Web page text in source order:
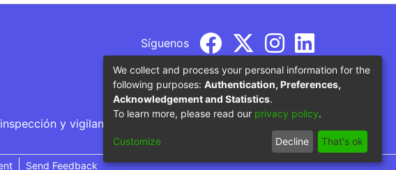
Síguenos
y vigilancia por parte del Ministerio de Educación
Send Feedback
We collect and process your personal information for the
following purposes: Authentication, Preferences,
Acknowledgement and Statistics.
To learn more, please read our privacy policy.
Customize Decline That's ok